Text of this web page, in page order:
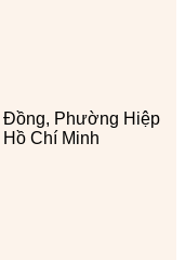
Đồng, Phường Hiệp
Chí Minh